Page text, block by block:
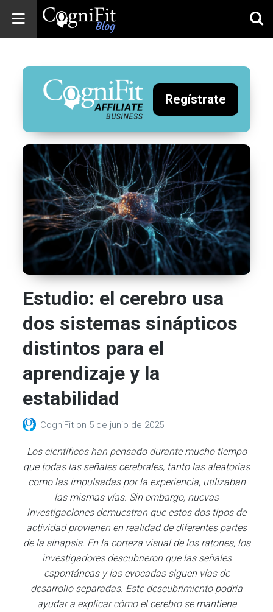
Blog: Brain
Health
News
Brain Training,
Mental Health, and
Wellness
Regístrate
Estudio: el cerebro usa
dos sistemas sinápticos
distintos para el
aprendizaje y la
estabilidad
CogniFit on 5 de junio de 2025
Los científicos han pensado durante mucho tiempo
que todas las señales cerebrales, tanto las aleatorias
como las impulsadas por la experiencia, utilizaban
las mismas vías. Sin embargo, nuevas
investigaciones demuestran que estos dos tipos de
actividad provienen en realidad de diferentes partes
de la sinapsis. En la corteza visual de los ratones, los
investigadores descubrieron que las señales
espontáneas y las evocadas siguen vías de
desarrollo separadas. Este descubrimiento podría
ayudar a explicar cómo el cerebro se mantiene